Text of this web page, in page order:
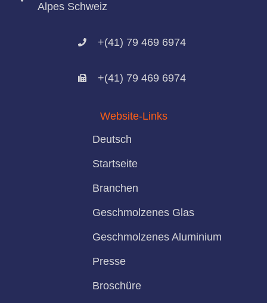
Alpes Schweiz
+(41) 79 469 6974
+(41) 79 469 6974
Website-Links
Deutsch
Startseite
Branchen
Geschmolzenes Glas
Geschmolzenes Aluminium
Presse
Broschüre